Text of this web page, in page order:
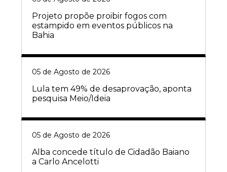
Projeto propõe proibir fogos com
estampido em eventos públicos na
Bahia
05 de Agosto de 2026
Lula tem 49% de desaprovação, aponta
pesquisa Meio/Ideia
05 de Agosto de 2026
Alba concede título de Cidadão Baiano
a Carlo Ancelotti